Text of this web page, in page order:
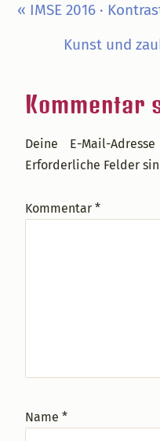
Vorheriger
« IMSE 2016 ·
Nächster
Kunst und
Leser-
Kommentar
Deine E-Mail-
Erforderliche Felder
Kommentar*
Name*